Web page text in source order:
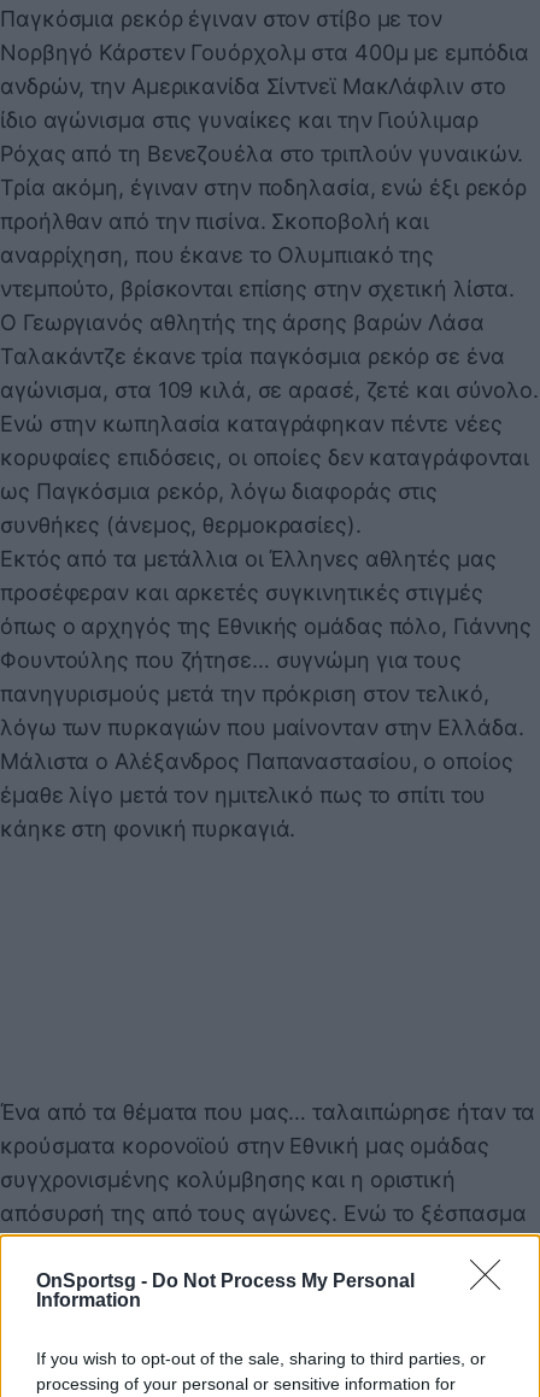
OnSportsg - Do Not Process My Personal
Information
If you wish to opt-out of the sale, sharing to third parties, or
processing of your personal or sensitive information for
Παγκόσμια ρεκόρ έγιναν στον στίβο με τον
Νορβηγό Κάρστεν Γουόρχολμ στα 400μ με εμπόδια
ανδρών, την Αμερικανίδα Σίντνεϊ ΜακΛάφλιν στο
ίδιο αγώνισμα στις γυναίκες και την Γιούλιμαρ
Ρόχας από τη Βενεζουέλα στο τριπλούν γυναικών.
Τρία ακόμη, έγιναν στην ποδηλασία, ενώ έξι ρεκόρ
προήλθαν από την πισίνα. Σκοποβολή και
αναρρίχηση, που έκανε το Ολυμπιακό της
ντεμπούτο, βρίσκονται επίσης στην σχετική λίστα.
Ο Γεωργιανός αθλητής της άρσης βαρών Λάσα
Ταλακάντζε έκανε τρία παγκόσμια ρεκόρ σε ένα
αγώνισμα, στα 109 κιλά, σε αρασέ, ζετέ και σύνολο.
Ενώ στην κωπηλασία καταγράφηκαν πέντε νέες
κορυφαίες επιδόσεις, οι οποίες δεν καταγράφονται
ως Παγκόσμια ρεκόρ, λόγω διαφοράς στις
συνθήκες (άνεμος, θερμοκρασίες).
Εκτός από τα μετάλλια οι Έλληνες αθλητές μας
προσέφεραν και αρκετές συγκινητικές στιγμές
όπως ο αρχηγός της Εθνικής ομάδας πόλο, Γιάννης
Φουντούλης που ζήτησε… συγνώμη για τους
πανηγυρισμούς μετά την πρόκριση στον τελικό,
λόγω των πυρκαγιών που μαίνονταν στην Ελλάδα.
Μάλιστα ο Αλέξανδρος Παπαναστασίου, ο οποίος
έμαθε λίγο μετά τον ημιτελικό πως το σπίτι του
κάηκε στη φονική πυρκαγιά.
Ένα από τα θέματα που μας… ταλαιπώρησε ήταν τα
κρούσματα κορονοϊού στην Εθνική μας ομάδας
συγχρονισμένης κολύμβησης και η οριστική
απόσυρσή της από τους αγώνες. Ενώ το ξέσπασμα
του Θοδωρή Ιακωβίδη καθήλωσε όλους τους
Έλληνες στους τηλεοπτικούς δέκτες καθώς στον
αθλητισμό δυστυχώς υπάρχουν παιδιά και
αποπαίδια.